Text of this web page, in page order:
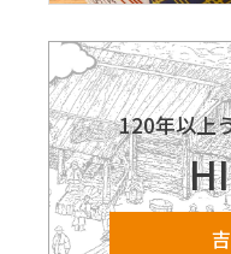
120年以上